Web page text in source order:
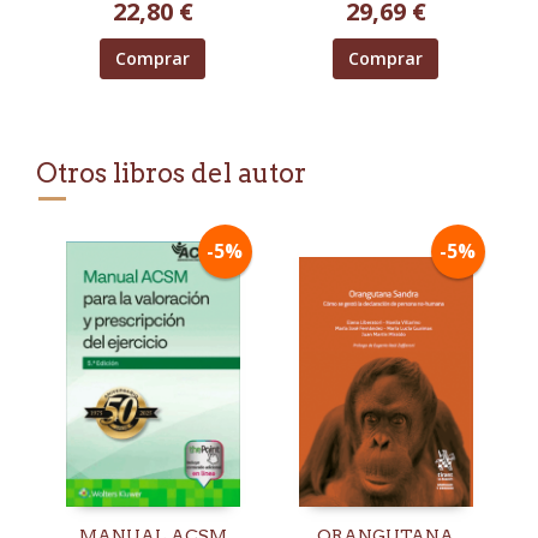
22,80 €
Comprar
29,69 €
Comprar
Otros libros del autor
-5% -5%